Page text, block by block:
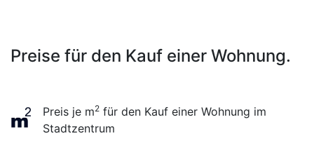
Preise für den Kauf einer Wohnung.
Preis je m2 für den Kauf einer Wohnung im
Stadtzentrum